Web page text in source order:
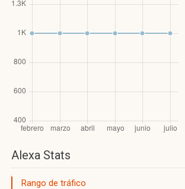
Alexa Stats
Rango de tráfico